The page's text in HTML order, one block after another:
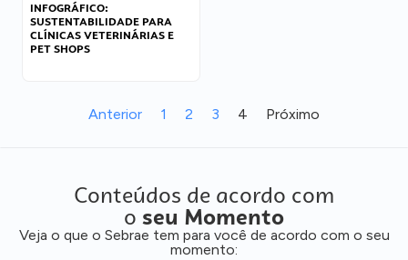
INFOGRÁFICO:
SUSTENTABILIDADE PARA
CLÍNICAS VETERINÁRIAS E
PET SHOPS
Anterior 1 2 3 4 Próximo
Conteúdos de acordo com
o seu Momento
Veja o que o Sebrae tem para você de acordo com o seu
momento: